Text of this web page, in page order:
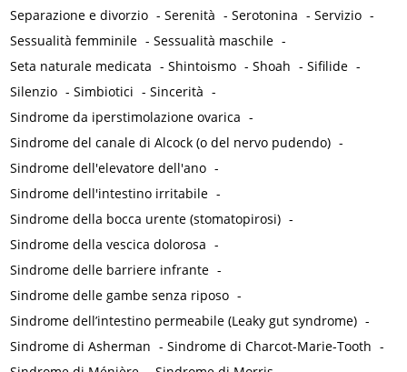
Separazione e divorzio -Serenità -Serotonina -Servizio -
Sessualità femminile -Sessualità maschile -
Seta naturale medicata -Shintoismo -Shoah -Sifilide -
Silenzio -Simbiotici -Sincerità -
Sindrome da iperstimolazione ovarica -
Sindrome del canale di Alcock (o del nervo pudendo) -
Sindrome dell'elevatore dell'ano -
Sindrome dell'intestino irritabile -
Sindrome della bocca urente (stomatopirosi) -
Sindrome della vescica dolorosa -
Sindrome delle barriere infrante -
Sindrome delle gambe senza riposo -
Sindrome dell’intestino permeabile (Leaky gut syndrome) -
Sindrome di Asherman -Sindrome di Charcot-Marie-Tooth -